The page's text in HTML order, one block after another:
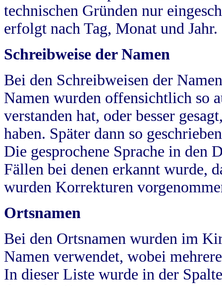
technischen Gründen nur
erfolgt nach Tag, Monat und Jahr.
Schreibweise der Namen
Bei den Schreibweisen der
Namen wurden offensichtlich so
verstanden hat, oder besser
haben. Später dann so
Die gesprochene Sprache in
Fällen bei denen erkannt wurde,
wurden Korrekturen
Ortsnamen
Bei den Ortsnamen wurden im
Namen verwendet, wobei
In dieser Liste wurde in der